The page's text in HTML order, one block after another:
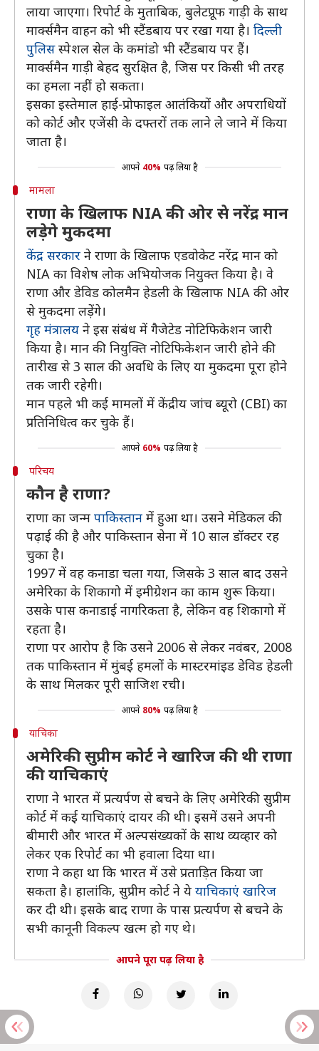
लाया जाएगा। रिपोर्ट के मुताबिक, बुलेटप्रूफ गाड़ी के साथ
मार्क्समैन वाहन को भी स्टैंडबाय पर रखा गया है। दिल्ली
पुलिसस्पेशल सेल के कमांडो भी स्टैंडबाय पर हैं।
मार्क्समैन गाड़ी बेहद सुरक्षित है, जिस पर किसी भी तरह
का हमला नहीं हो सकता।
इसका इस्तेमाल हाई-प्रोफाइल आतंकियों और अपराधियों
को कोर्ट और एजेंसी के दफ्तरों तक लाने ले जाने में किया
जाता है।
आपने 40% पढ़ लिया है
मामला
राणा के खिलाफ NIA की ओर से नरेंद्र मान
लड़ेगे मुकदमा
केंद्र सरकार ने राणा के खिलाफ एडवोकेट नरेंद्र मान को
NIA का विशेष लोक अभियोजक नियुक्त किया है। वे
राणा और डेविड कोलमैन हेडली के खिलाफ NIA की ओर
से मुकदमा लड़ेंगे।
गृह मंत्रालय ने इस संबंध में गैजेटेड नोटिफिकेशन जारी
किया है। मान की नियुक्ति नोटिफिकेशन जारी होने की
तारीख से 3 साल की अवधि के लिए या मुकदमा पूरा होने
तक जारी रहेगी।
मान पहले भी कई मामलों में केंद्रीय जांच ब्यूरो (CBI) का
प्रतिनिधित्व कर चुके हैं।
आपने 60% पढ़ लिया है
परिचय
कौन है राणा?
राणा का जन्म पाकिस्तान में हुआ था। उसने मेडिकल की
पढ़ाई की है और पाकिस्तान सेना में 10 साल डॉक्टर रह
चुका है।
1997 में वह कनाडा चला गया, जिसके 3 साल बाद उसने
अमेरिका के शिकागो में इमीग्रेशन का काम शुरू किया।
उसके पास कनाडाई नागरिकता है, लेकिन वह शिकागो में
रहता है।
राणा पर आरोप है कि उसने 2006 से लेकर नवंबर, 2008
तक पाकिस्तान में मुंबई हमलों के मास्टरमांइड डेविड हेडली
के साथ मिलकर पूरी साजिश रची।
आपने 80% पढ़ लिया है
याचिका
अमेरिकी सुप्रीम कोर्ट ने खारिज की थी राणा
की याचिकाएं
राणा ने भारत में प्रत्यर्पण से बचने के लिए अमेरिकी सुप्रीम
कोर्ट में कई याचिकाएं दायर की थी। इसमें उसने अपनी
बीमारी और भारत में अल्पसंख्यकों के साथ व्यव्हार को
लेकर एक रिपोर्ट का भी हवाला दिया था।
राणा ने कहा था कि भारत में उसे प्रताड़ित किया जा
सकता है। हालांकि, सुप्रीम कोर्ट ने ये याचिकाएं खारिज
कर दी थी। इसके बाद राणा के पास प्रत्यर्पण से बचने के
सभी कानूनी विकल्प खत्म हो गए थे।
आपने पूरा पढ़ लिया है